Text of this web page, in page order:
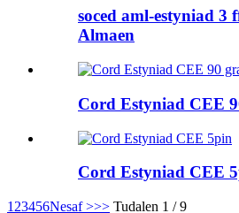
soced aml-estyniad 3
Almaen
Cord Estyniad CEE
Cord Estyniad CEE
1 23456Nesaf >>> Tudalen 1 / 9